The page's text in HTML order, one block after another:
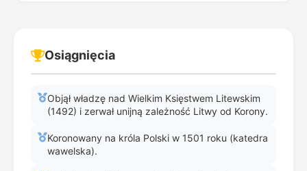
Osiągnięcia
Objął władzę nad Wielkim Księstwem Litewskim
(1492) i zerwał unijną zależność Litwy od Korony.
Koronowany na króla Polski w 1501 roku (katedra
wawelska).